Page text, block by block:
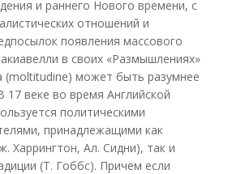
и раннего Нового времени, с
отношений и
появления массового
в своих «Размышлениях»
(moltitudine) может быть разумнее
17 веке во время Английской
политическими
принадлежащими как
Харрингтон, Ал. Сидни), так и
(Т. Гоббс). Причем если